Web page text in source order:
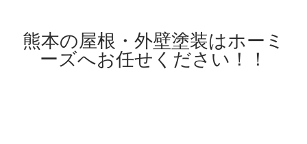
熊本の屋根・外壁塗装はホーミ
ーズへお任せください！！